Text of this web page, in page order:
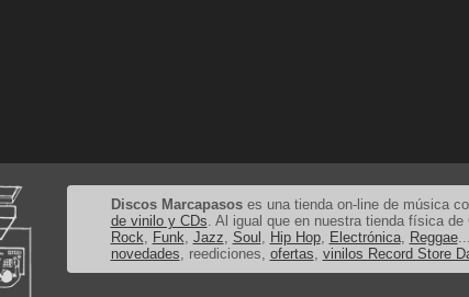
Discos Marcapasoses una tienda on-line de música
de vinilo y CDs. Al igual que en nuestra tienda física
Rock, Funk, Jazz, Soul , Hip Hop, Electrónica, Reggae
novedades, reediciones, ofertas, vinilos Record Store